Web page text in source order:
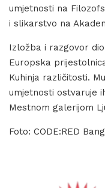
umjetnosti na
i slikarstvo na
Izložba i razgovor
Europska
Kuhinja različitosti.
umjetnosti ostvaruje
Mestnom galerijom
Foto: CODE:RED